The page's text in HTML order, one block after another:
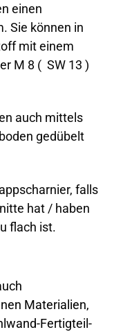
einen
Sie können in
mit einem
M 8 ( SW 13 )
auch mittels
gedübelt
falls
hat / haben
flach ist.
Materialien,
Fertigteil-